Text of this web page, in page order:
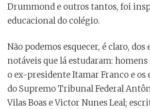
Drummond e outros tantos, foi
educacional do colégio.
Não podemos esquecer, é claro, dos
notáveis que lá estudaram:
o ex-presidente Itamar Franco e
do Supremo Tribunal Federal
Vilas Boas e Victor Nunes Leal;